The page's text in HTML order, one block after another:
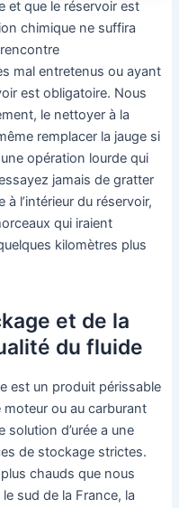
et que le réservoir est
chimique ne suffira
mal entretenus ou ayant
est obligatoire. Nous
le nettoyer à la
remplacer la jauge si
opération lourde qui
jamais de gratter
l’intérieur du réservoir,
qui iraient
kilomètres plus
et de la
du fluide
est un produit périssable
moteur ou au carburant
d’urée a une
de stockage strictes.
chauds que nous
sud de la France, la